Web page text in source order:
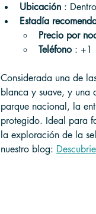
Ubicación :
Estadía
Precio por
Teléfono : +1
Considerada una de
blanca y suave, y una
parque nacional, la
protegido. Ideal para
la exploración de la
nuestro blog: